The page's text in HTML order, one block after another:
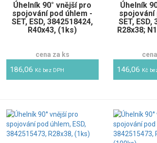
Úhelník 90° vnější pro
spojování pod úhlem -
SET, ESD, 3842518424,
R40x43, (1ks)
cena za ks
186,06 Kč bez DPH
Úhelník
spojování
SET, ESD,
R28x38;
146,06 Kč